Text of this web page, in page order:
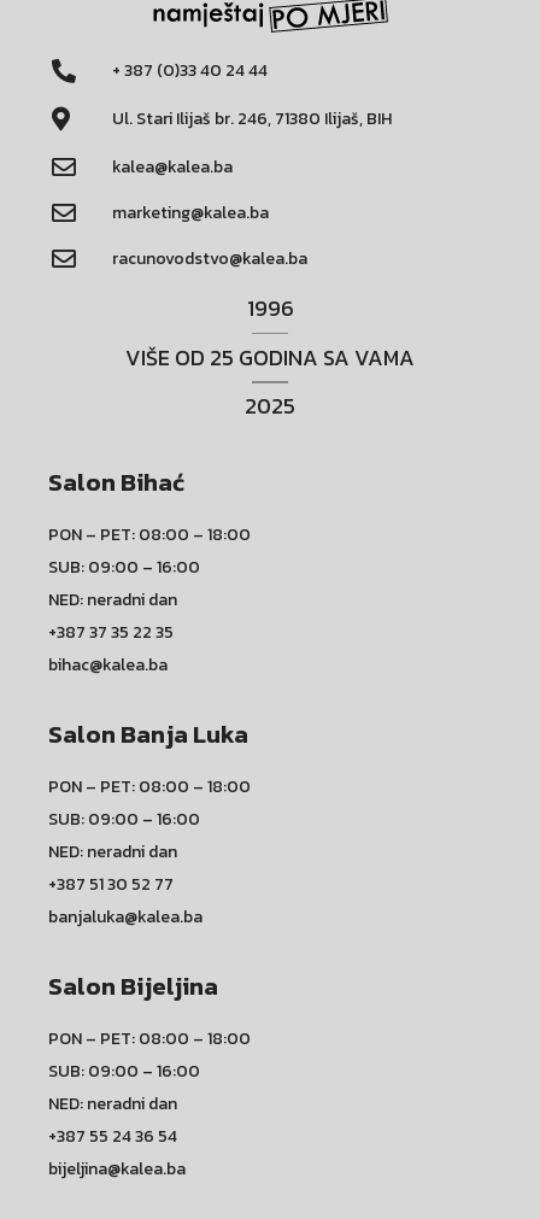
+ 387 (0)33 40 24 44
Ul. Stari Ilijaš br. 246, 71380 Ilijaš, BIH
kalea@kalea.ba
marketing@kalea.ba
racunovodstvo@kalea.ba
1996
VIŠE OD 25 GODINA SA VAMA
2025
Salon Bihać
PON – PET: 08:00 – 18:00
SUB: 09:00 – 16:00
NED: neradni dan
+387 37 35 22 35
bihac@kalea.ba
Salon Banja Luka
PON – PET: 08:00 – 18:00
SUB: 09:00 – 16:00
NED: neradni dan
+387 51 30 52 77
banjaluka@kalea.ba
Salon Bijeljina
PON – PET: 08:00 – 18:00
SUB: 09:00 – 16:00
NED: neradni dan
+387 55 24 36 54
bijeljina@kalea.ba